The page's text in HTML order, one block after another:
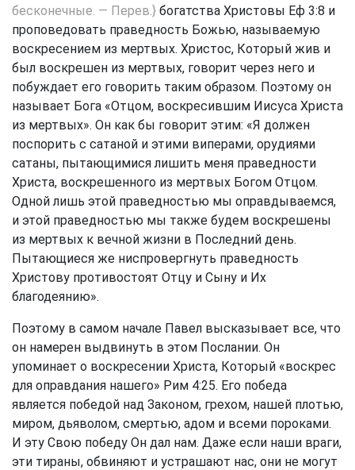
бесконечные. — Перев.} богатства Христовы Еф 3:8 и
проповедовать праведность Божью, называемую
воскресением из мертвых. Христос, Который жив и
был воскрешен из мертвых, говорит через него и
побуждает его говорить таким образом. Поэтому он
называет Бога «Отцом, воскресившим Иисуса Христа
из мертвых». Он как бы говорит этим: «Я должен
поспорить с сатаной и этими виперами, орудиями
сатаны, пытающимися лишить меня праведности
Христа, воскрешенного из мертвых Богом Отцом.
Одной лишь этой праведностью мы оправдываемся,
и этой праведностью мы также будем воскрешены
из мертвых к вечной жизни в Последний день.
Пытающиеся же ниспровергнуть праведность
Христову противостоят Отцу и Сыну и Их
благодеянию».
Поэтому в самом начале Павел высказывает все, что
он намерен выдвинуть в этом Послании. Он
упоминает о воскресении Христа, Который «воскрес
для оправдания нашего» Рим 4:25. Его победа
является победой над Законом, грехом, нашей плотью,
миром, дьяволом, смертью, адом и всеми пороками.
И эту Свою победу Он дал нам. Даже если наши враги,
эти тираны, обвиняют и устрашают нас, они не могут